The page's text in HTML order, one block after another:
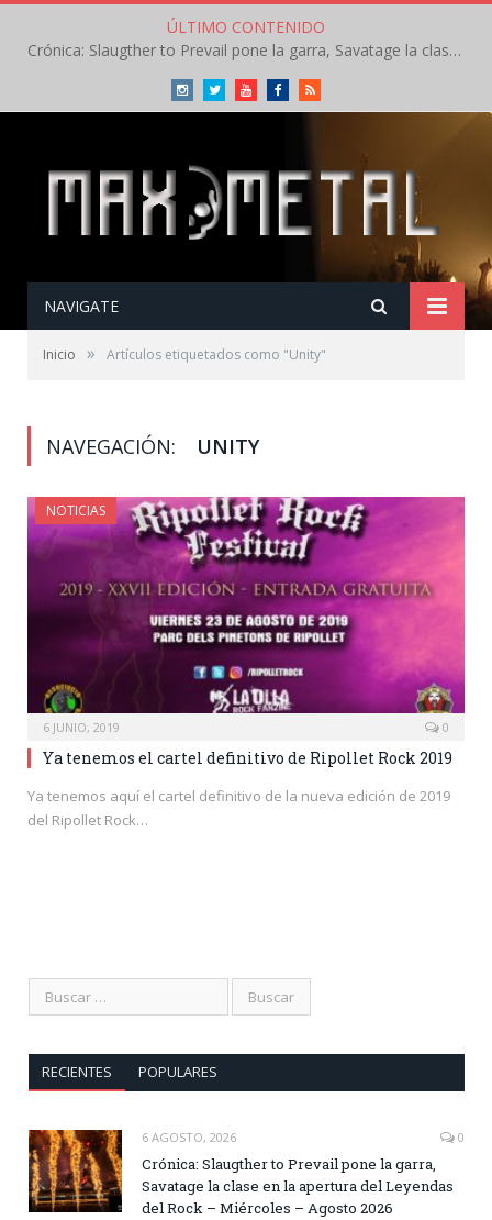
ÚLTIMO CONTENIDO
Crónica: Slaugther to Prevail pone la garra, Savatage la clase en la apertura del Leyendas del Rock – Miércoles – Agosto 2026
InstagramTwitterYoutubeFacebookRSS
NAVIGATE
Inicio » Artículos etiquetados como "Unity"
NAVEGACIÓN: UNITY
NOTICIAS
6 JUNIO, 2019 0
Ya tenemos el cartel definitivo de Ripollet Rock 2019
Ya tenemos aquí el cartel definitivo de la nueva edición de 2019
del Ripollet Rock…
RECIENTES POPULARES
6 AGOSTO, 2026 0
Crónica: Slaugther to Prevail pone la garra,
Savatage la clase en la apertura del Leyendas
del Rock – Miércoles – Agosto 2026